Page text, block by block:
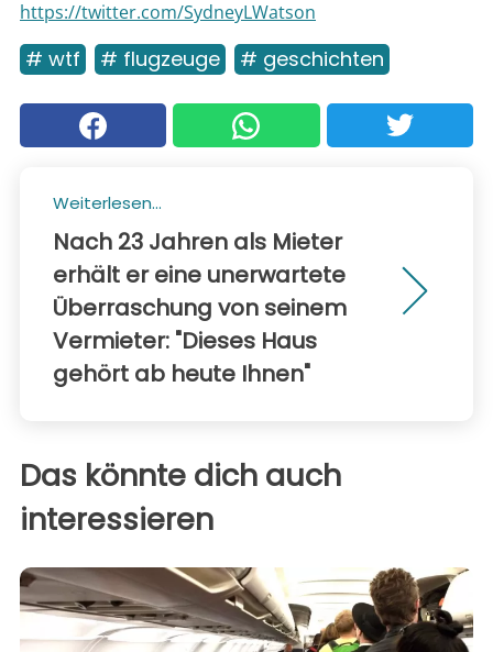
https://twitter.com/SydneyLWatson
# wtf # flugzeuge # geschichten
Weiterlesen...
Nach 23 Jahren als Mieter
erhält er eine unerwartete
Überraschung von seinem
Vermieter: "Dieses Haus
gehört ab heute Ihnen"
Das könnte dich auch
interessieren